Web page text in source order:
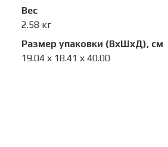
Вес
2.58 кг
Размер упаковки (ВхШхД), см
19.04 х 18.41 х 40.00